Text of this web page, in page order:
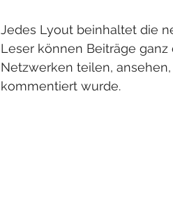
Jedes Lyout beinhaltet die
Leser können Beiträge
Netzwerken teilen,
kommentiert wurde.